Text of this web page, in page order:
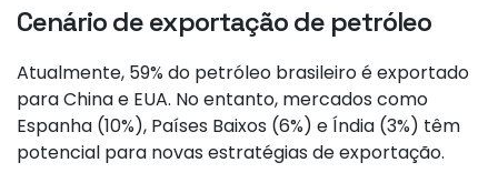
Cenário de exportação de petróleo
Atualmente, 59% do petróleo brasileiro é exportado
para China e EUA. No entanto, mercados como
Espanha (10%), Países Baixos (6%) e Índia (3%) têm
potencial para novas estratégias de exportação.